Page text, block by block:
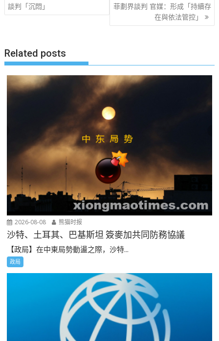
章
談判「沉悶」
菲劃界談判 官媒：形成「持續存
在與依法管控」
Related posts
2026-08-08 熊猫时报
沙特、土耳其、巴基斯坦 簽麥加共同防務協議
【政局】在中東局勢動盪之際，沙特...
政局